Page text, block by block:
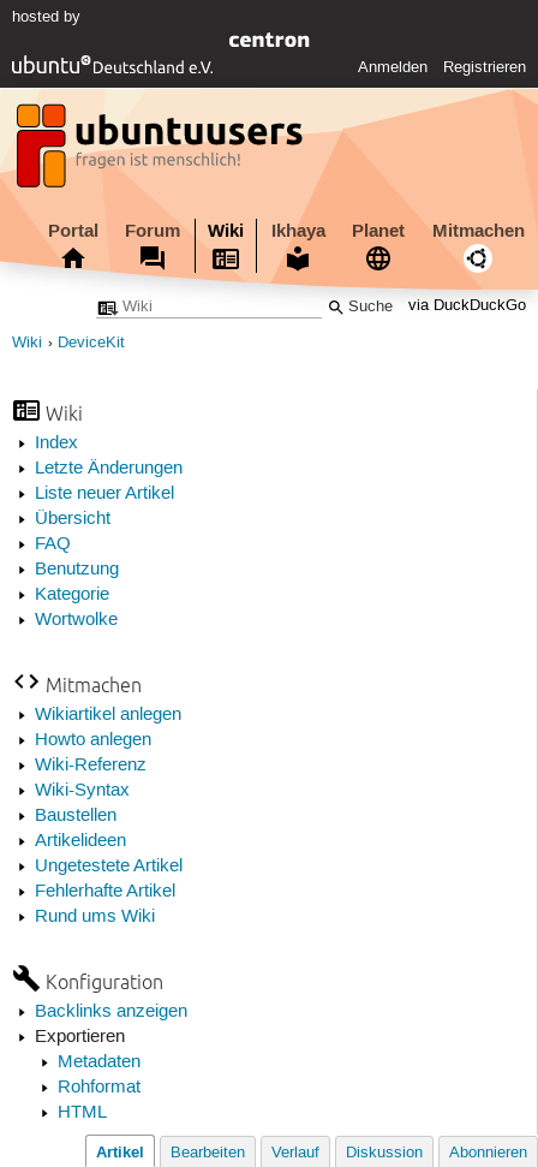
hosted by
Anmelden Registrieren
Portal Forum Wiki Ikhaya Planet Mitmachen
via DuckDuckGo
Wiki DeviceKit
Wiki
Index
Letzte Änderungen
Liste neuer Artikel
Übersicht
FAQ
Benutzung
Kategorie
Wortwolke
Mitmachen
Wikiartikel anlegen
Howto anlegen
Wiki-Referenz
Wiki-Syntax
Baustellen
Artikelideen
Ungetestete Artikel
Fehlerhafte Artikel
Rund ums Wiki
Konfiguration
Backlinks anzeigen
Exportieren
Metadaten
Rohformat
HTML
Artikel Bearbeiten Verlauf Diskussion Abonnieren